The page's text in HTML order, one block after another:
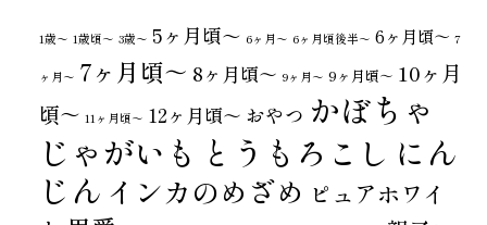
1歳〜 1歳頃～ 3歳〜 5ヶ月頃～ 6ヶ月〜 6ヶ月頃後半～ 6ヶ月頃～ 7
ヶ月〜 7ヶ月頃～ 8ヶ月頃～ 9ヶ月〜 9ヶ月頃～ 10ヶ月
頃～ 11ヶ月頃～ 12ヶ月頃～ おやつ かぼちゃ
じゃがいも とうもろこし にん
じん インカのめざめ ピュアホワイ